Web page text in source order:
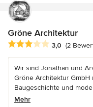
Gröne Architektur
Durchschnittliche
3,0 (2
Wir sind Jonathan und
Gröne Architektur
Baugeschichte und
Mehr